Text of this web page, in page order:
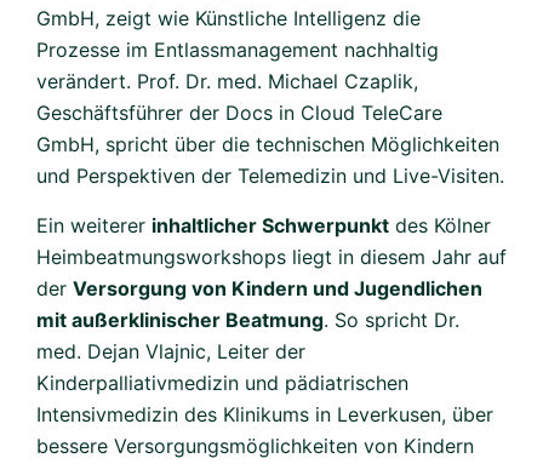
GmbH, zeigt wie Künstliche Intelligenz die
Prozesse im Entlassmanagement nachhaltig
verändert. Prof. Dr. med. Michael Czaplik,
Geschäftsführer der Docs in Cloud TeleCare
GmbH, spricht über die technischen Möglichkeiten
und Perspektiven der Telemedizin und Live-Visiten.
Ein weiterer inhaltlicher Schwerpunkt des Kölner
Heimbeatmungsworkshops liegt in diesem Jahr auf
der Versorgung von Kindern und Jugendlichen
mit außerklinischer Beatmung. So spricht Dr.
med. Dejan Vlajnic, Leiter der
Kinderpalliativmedizin und pädiatrischen
Intensivmedizin des Klinikums in Leverkusen, über
bessere Versorgungsmöglichkeiten von Kindern